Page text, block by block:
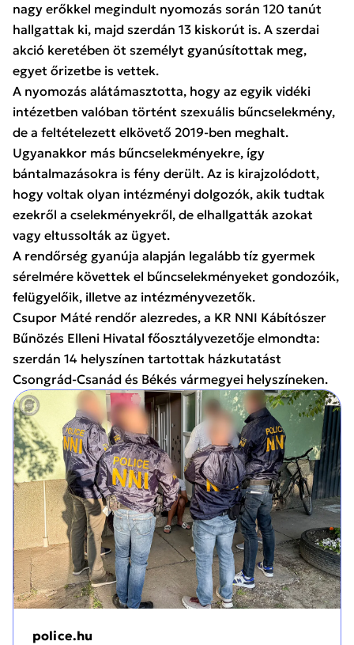
nagy erőkkel megindult nyomozás során 120 tanút
hallgattak ki, majd szerdán 13 kiskorút is. A szerdai
akció keretében öt személyt gyanúsítottak meg,
egyet őrizetbe is vettek.
A nyomozás alátámasztotta, hogy az egyik vidéki
intézetben valóban történt szexuális bűncselekmény,
de a feltételezett elkövető 2019-ben meghalt.
Ugyanakkor más bűncselekményekre, így
bántalmazásokra is fény derült. Az is kirajzolódott,
hogy voltak olyan intézményi dolgozók, akik tudtak
ezekről a cselekményekről, de elhallgatták azokat
vagy eltussolták az ügyet.
A rendőrség gyanúja alapján legalább tíz gyermek
sérelmére követtek el bűncselekményeket gondozóik,
felügyelőik, illetve az intézményvezetők.
Csupor Máté rendőr alezredes, a KR NNI Kábítószer
Bűnözés Elleni Hivatal főosztályvezetője elmondta:
szerdán 14 helyszínen tartottak házkutatást
Csongrád-Csanád és Békés vármegyei helyszíneken.
police.hu